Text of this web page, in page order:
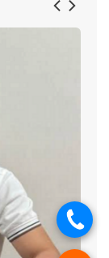
.